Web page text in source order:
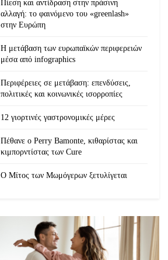
Πίεση και αντίδραση στην πράσινη
αλλαγή: το φαινόμενο του «greenlash»
στην Ευρώπη
Η μετάβαση των ευρωπαϊκών περιφερειών
μέσα από infographics
Περιφέρειες σε μετάβαση: επενδύσεις,
πολιτικές και κοινωνικές ισορροπίες
12 γιορτινές γαστρονομικές μέρες
Πέθανε ο Perry Bamonte, κιθαρίστας και
κιμπορντίστας των Cure
O Μίτος των Μωμόγερων ξετυλίγεται